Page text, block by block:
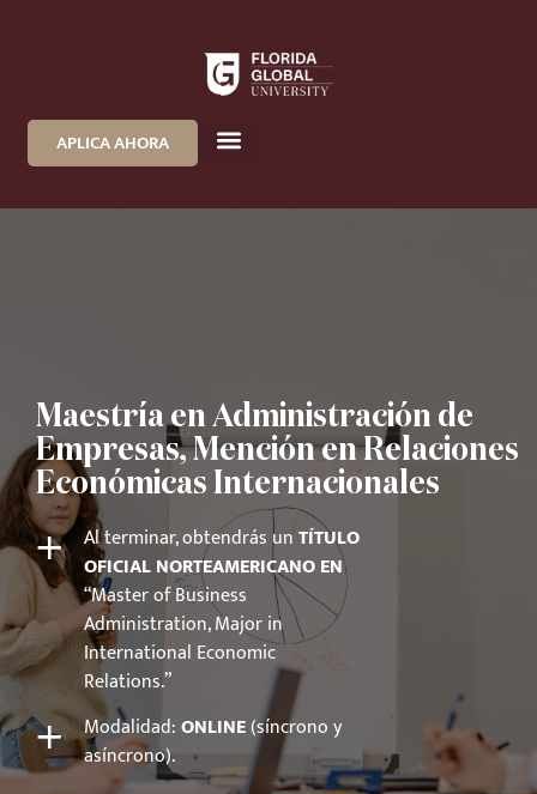
APLICA AHORA
Maestría en Administración de
Empresas, Mención en Relaciones
Económicas Internacionales
+ Al terminar, obtendrás unTÍTULO
OFICIAL NORTEAMERICANO EN
“Master of Business
Administration, Major in
International Economic
Relations.”
+ Modalidad:ONLINE(síncrono y
asíncrono).